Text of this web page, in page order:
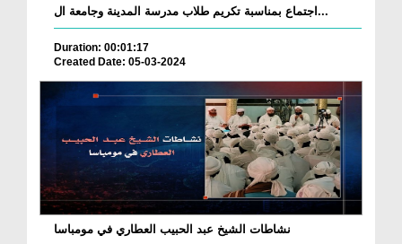
اجتماع بمناسبة تكريم طلاب مدرسة المدينة وجامعة ال...
Duration: 00:01:17
Created Date: 05-03-2024
نشاطات الشيخ عبد الحبيب العطاري في مومباسا